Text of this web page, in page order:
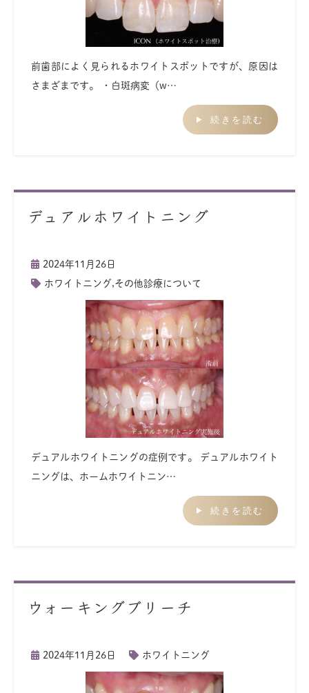
前歯部によく見られるホワイトスポットですが、原因は
さまざまです。 ・白斑病変（w…
続きを読む
デュアルホワイトニング
2024年11月26日
ホワイトニング,その他診療について
デュアルホワイトニングの症例です。 デュアルホワイト
ニングは、ホームホワイトニン…
続きを読む
ウォーキングブリーチ
2024年11月26日 ホワイトニング